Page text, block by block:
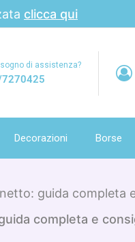
clicca qui
di assistenza?
Decorazioni Borse
guida completa
completa e